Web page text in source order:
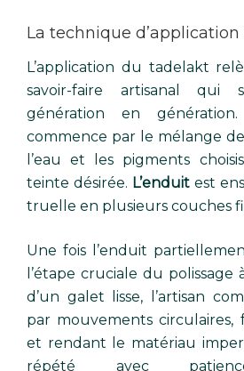
La technique
L’application du tadelakt
savoir-faire artisanal qui
génération en
commence par le mélange
l’eau et les pigments
teinte désirée. L’enduit est
truelle en plusieurs couches
Une fois l’enduit
l’étape cruciale du polissage
d’un galet lisse, l’artisan
par mouvements circulaires,
et rendant le matériau
répété avec